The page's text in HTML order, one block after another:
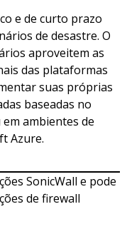
e de curto prazo
de desastre. O
aproveitem as
das plataformas
suas próprias
baseadas no
ambientes de
Azure.
SonicWall e pode
de firewall